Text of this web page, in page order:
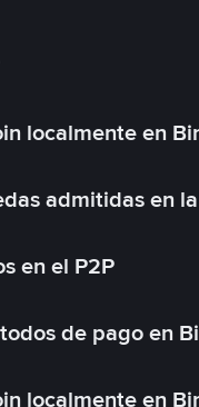
localmente en
admitidas en
en el P2P
de pago en
localmente en